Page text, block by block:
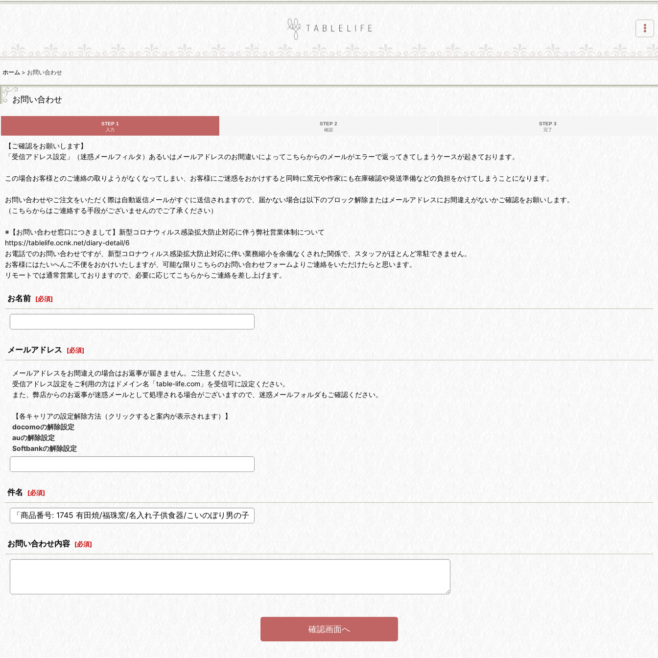
ホーム > お問い合わせ
お問い合わせ
STEP 1
入力
STEP 2
確認
STEP 3
完了
【ご確認をお願いします】
「受信アドレス設定」（迷惑メールフィルタ）あるいはメールアドレスのお間違いによってこちらからのメールがエラーで返ってきてしまうケースが起きております。
この場合お客様とのご連絡の取りようがなくなってしまい、お客様にご迷惑をおかけすると同時に窯元や作家にも在庫確認や発送準備などの負担をかけてしまうことになります。
お問い合わせやご注文をいただく際は自動返信メールがすぐに送信されますので、届かない場合は以下のブロック解除またはメールアドレスにお間違えがないかご確認をお願いします。
（こちらからはご連絡する手段がございませんのでご了承ください）
※【お問い合わせ窓口につきまして】新型コロナウィルス感染拡大防止対応に伴う弊社営業体制について
https://tablelife.ocnk.net/diary-detail/6
お電話でのお問い合わせですが、新型コロナウィルス感染拡大防止対応に伴い業務縮小を余儀なくされた関係で、スタッフがほとんど常駐できません。
お客様にはたいへんご不便をおかけいたしますが、可能な限りこちらのお問い合わせフォームよりご連絡をいただけたらと思います。
リモートでは通常営業しておりますので、必要に応じてこちらからご連絡を差し上げます。
お名前 [必須]
メールアドレス [必須]
メールアドレスをお間違えの場合はお返事が届きません。ご注意ください。
受信アドレス設定をご利用の方はドメイン名「table-life.com」を受信可に設定ください。
また、弊店からのお返事が迷惑メールとして処理される場合がございますので、迷惑メールフォルダもご確認ください。
【各キャリアの設定解除方法（クリックすると案内が表示されます）】
docomoの解除設定
auの解除設定
Softbankの解除設定
件名 [必須]
お問い合わせ内容 [必須]
確認画面へ